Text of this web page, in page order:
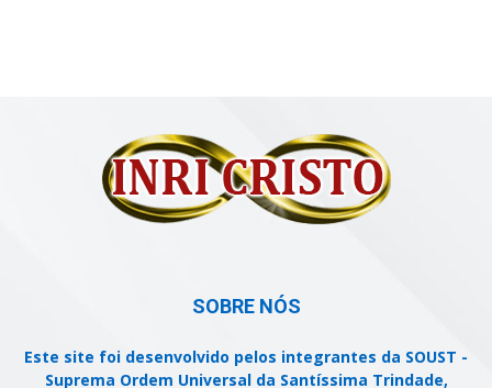
SOBRE NÓS
Este site foi desenvolvido pelos integrantes da SOUST -
Suprema Ordem Universal da Santíssima Trindade,